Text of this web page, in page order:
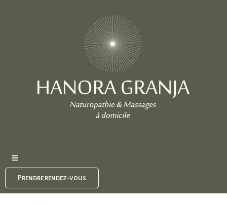
Prendre rendez-vous